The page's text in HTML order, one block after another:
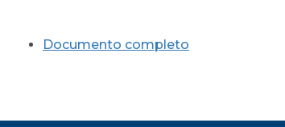
Documento completo